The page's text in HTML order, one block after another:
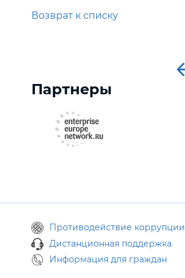
Возврат к списку
Партнеры
Противодействие коррупции
Дистанционная поддержка
Информация для граждан